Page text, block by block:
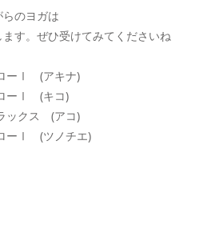
のヨガは
す。ぜひ受けてみてくださいね
ーⅠ (アキナ)
ーⅠ (キコ)
ックス (アコ)
ーⅠ (ツノチエ)